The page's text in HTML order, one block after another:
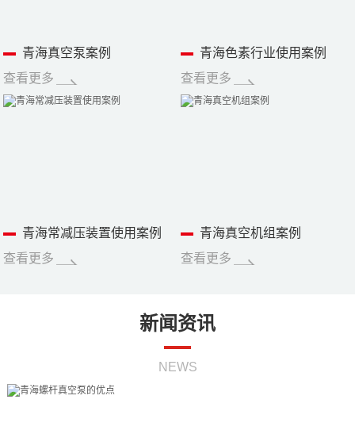
青海真空泵案例
查看更多
青海色素行业使用案例
查看更多
青海常减压装置使用案例
查看更多
青海真空机组案例
查看更多
新闻资讯
NEWS